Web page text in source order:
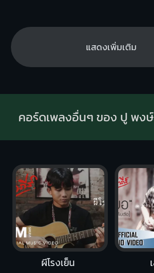
แสดงเพิ่มเติม
คอร์ดเพลงอื่นๆ ของ ปู พง
ผีโรงเย็น